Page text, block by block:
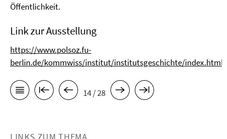
Öffentlichkeit.
Link zur Ausstellung
https://www.polsoz.fu-
berlin.de/kommwiss/institut/institutsgeschichte/index.html
14 / 28